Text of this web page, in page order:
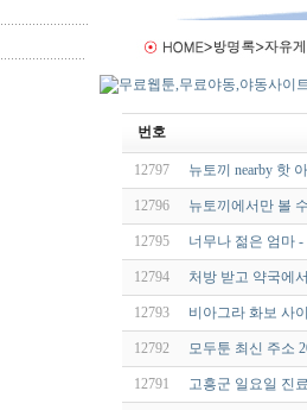
번호
12797 뉴토끼 nearby 핫
12796 뉴토끼에서만 볼
12795 너무나 젊은 엄마 -
12794 처방 받고 약국에
12793 비아그라 화보 사
12792 모두툰 최신 주소
12791 고흥군 일요일 진